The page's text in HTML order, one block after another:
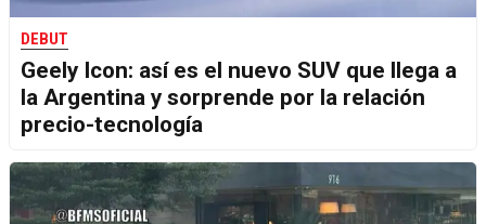
DEBUT
Geely Icon: así es el nuevo SUV que llega a
la Argentina y sorprende por la relación
precio-tecnología